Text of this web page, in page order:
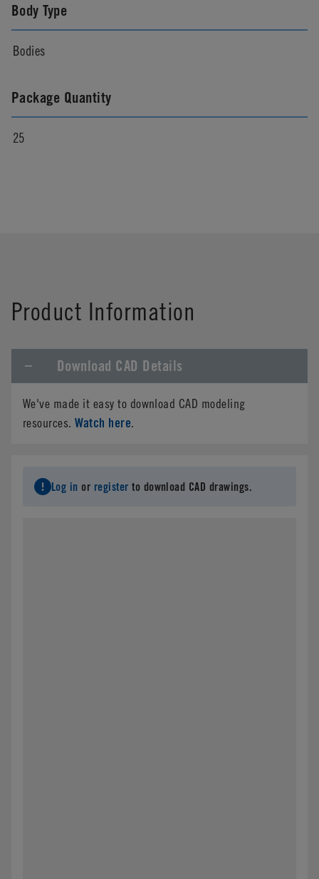
Body Type
Bodies
Package Quantity
25
Product Information
Download CAD Details
We've made it easy to download CAD modeling
resources.Watch here.
Log in or register to download CAD drawings.